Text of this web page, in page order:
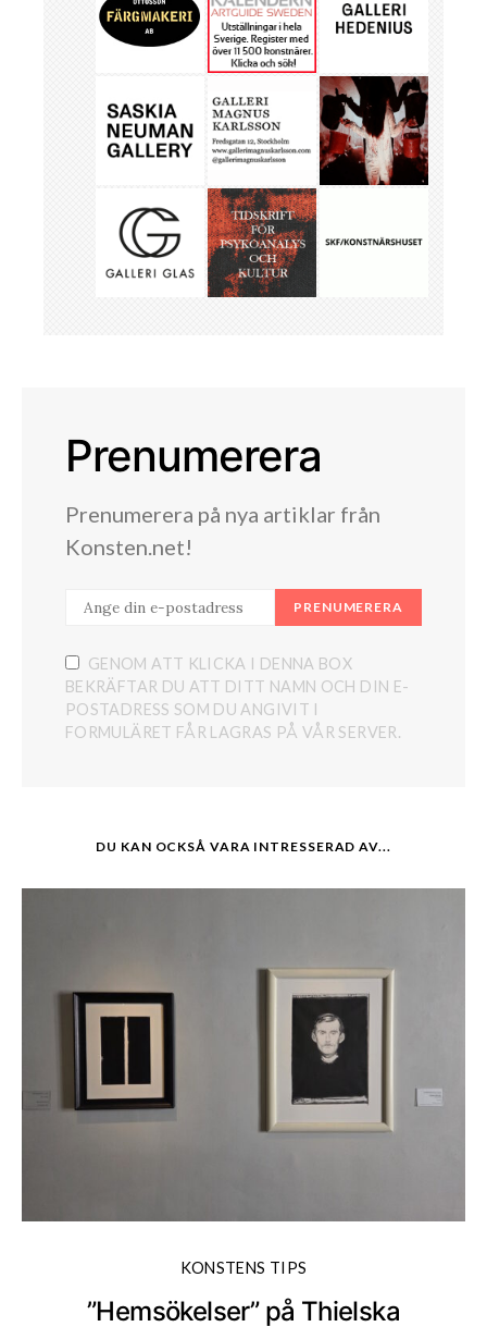
Prenumerera
Prenumerera på nya artiklar från
Konsten.net!
PRENUMERERA
GENOM ATT KLICKA I DENNA BOX
BEKRÄFTAR DU ATT DITT NAMN OCH DIN E-
POSTADRESS SOM DU ANGIVIT I
FORMULÄRET FÅR LAGRAS PÅ VÅR SERVER.
DU KAN OCKSÅ VARA INTRESSERAD AV...
KONSTENS TIPS
”Hemsökelser” på Thielska